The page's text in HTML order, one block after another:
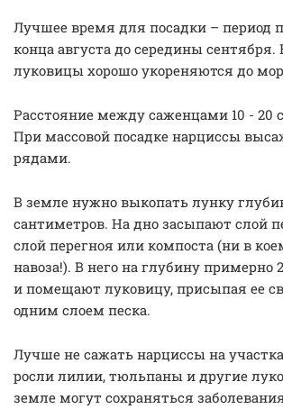
Лучшее время для посадки – период
конца августа до середины сентября.
луковицы хорошо укореняются до
Расстояние между саженцами 10 - 20
При массовой посадке нарциссы
рядами.
В земле нужно выкопать лунку
сантиметров. На дно засыпают слой
слой перегноя или компоста (ни в
навоза!). В него на глубину примерно
и помещают луковицу, присыпая ее
одним слоем песка.
Лучше не сажать нарциссы на
росли лилии, тюльпаны и другие
земле могут сохраняться